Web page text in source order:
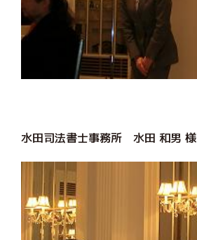
水田司法書士事務所 水田 和男 様